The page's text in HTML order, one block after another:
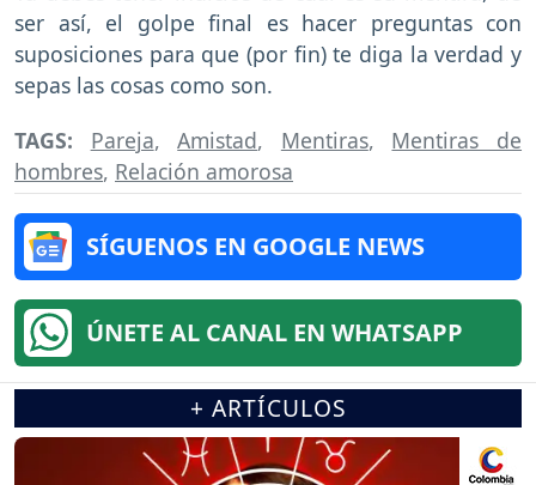
ser así, el golpe final es hacer preguntas con
suposiciones para que (por fin) te diga la verdad y
sepas las cosas como son.
TAGS: Pareja,Amistad, Mentiras, Mentiras de
hombres, Relación amorosa
SÍGUENOS EN GOOGLE NEWS
ÚNETE AL CANAL EN WHATSAPP
+ ARTÍCULOS